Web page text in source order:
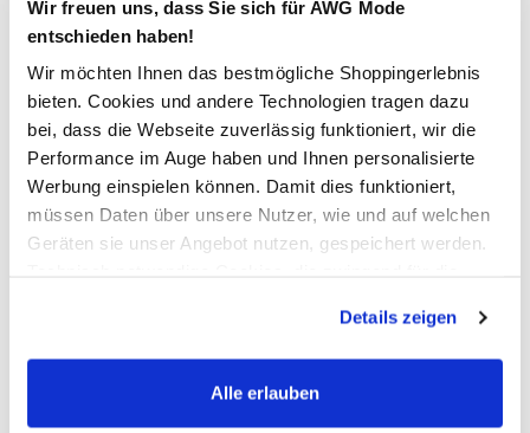
Wir freuen uns, dass Sie sich für AWG Mode
entschieden haben!
Wir möchten Ihnen das bestmögliche Shoppingerlebnis
bieten. Cookies und andere Technologien tragen dazu
bei, dass die Webseite zuverlässig funktioniert, wir die
Performance im Auge haben und Ihnen personalisierte
Werbung einspielen können. Damit dies funktioniert,
müssen Daten über unsere Nutzer, wie und auf welchen
Geräten sie unser Angebot nutzen, gespeichert werden.
werden, werden bei der Nutzung der Webseite auf jeden
Fall gesetzt. Cookies von Drittanbietern für Analyse- oder
Trackingzwecke werden nur dann aktiviert, wenn Sie das
Details zeigen
Alle erlauben
In den Warenkorb
Schneller DHL Versand: in 1–3 Werktagen
Kostenfreie Rücksendung innerhalb 14 Tage
Kostenlose Filiallieferung in Ihre Wunschfiliale
Zur Wunschliste hinzufügen
Damen T-Shirt mit Trachtenmotiv